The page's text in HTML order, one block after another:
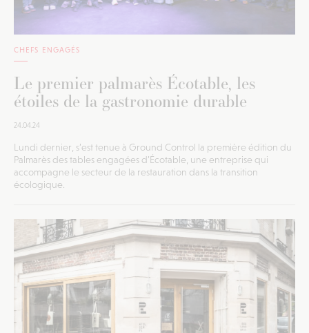
CHEFS ENGAGÉS
Le premier palmarès Écotable, les
étoiles de la gastronomie durable
24.04.24
Lundi dernier, s’est tenue à Ground Control la première édition du
Palmarès des tables engagées d’Écotable, une entreprise qui
accompagne le secteur de la restauration dans la transition
écologique.